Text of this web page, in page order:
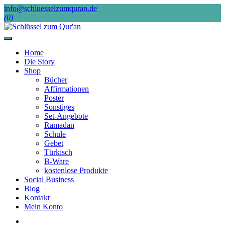
Skip
to
content
info@schluesselzumquran.de
(0)
Home
Die Story
Shop
Bücher
Affirmationen
Poster
Sonstiges
Set-Angebote
Ramadan
Schule
Gebet
Türkisch
B-Ware
kostenlose Produkte
Social Business
Blog
Kontakt
Mein Konto